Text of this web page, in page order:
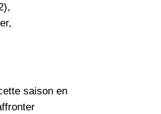
saison en